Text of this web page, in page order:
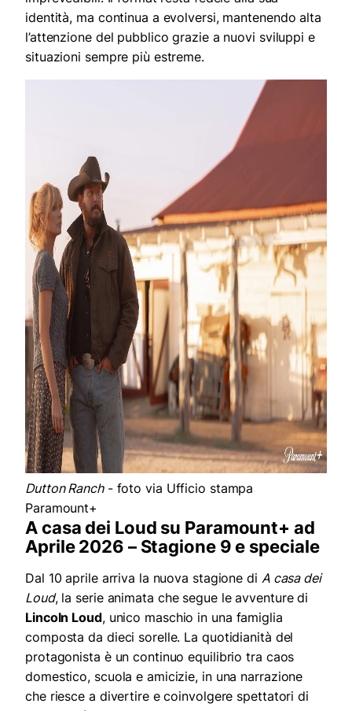
identità, ma continua a evolversi, mantenendo alta
l’attenzione del pubblico grazie a nuovi sviluppi e
situazioni sempre più estreme.
Dutton Ranch- foto via Ufficio stampa
Paramount+
A casa dei Loud su Paramount+ ad
Aprile 2026 – Stagione 9 e speciale
Dal 10 aprile arriva la nuova stagione di A casa dei
Loud, la serie animata che segue le avventure di
Lincoln Loud, unico maschio in una famiglia
composta da dieci sorelle. La quotidianità del
protagonista è un continuo equilibrio tra caos
domestico, scuola e amicizie, in una narrazione
che riesce a divertire e coinvolgere spettatori di